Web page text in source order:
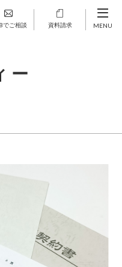
でご相談 資料請求 MENU
ー